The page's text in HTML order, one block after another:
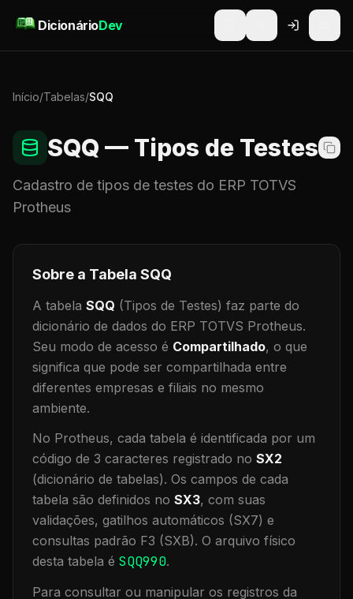
DicionárioDev
Início/Tabelas/SQQ
SQQ — Tipos de Testes
Cadastro de tipos de testes do ERP TOTVS
Protheus
Sobre a Tabela SQQ
A tabela SQQ (Tipos de Testes) faz parte do
dicionário de dados do ERP TOTVS Protheus.
Seu modo de acesso é Compartilhado, o que
significa que pode ser compartilhada entre
diferentes empresas e filiais no mesmo
ambiente.
No Protheus, cada tabela é identificada por um
código de 3 caracteres registrado no SX2
(dicionário de tabelas). Os campos de cada
tabela são definidos no SX3, com suas
validações, gatilhos automáticos (SX7) e
consultas padrão F3 (SXB). O arquivo físico
desta tabela é SQQ990.
Para consultar ou manipular os registros da